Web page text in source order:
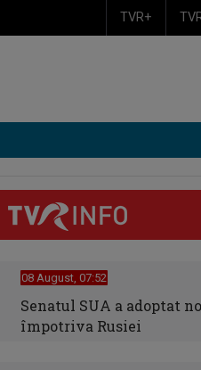
TVR+
08 August, 07:52
Senatul SUA a adoptat
împotriva Rusiei